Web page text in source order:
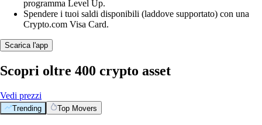
programma Level Up.
Spendere i tuoi saldi disponibili (laddove supportato) con una
Crypto.com Visa Card.
Scarica l'app
Scopri oltre 400 crypto asset
Vedi prezzi
Trending Top Movers